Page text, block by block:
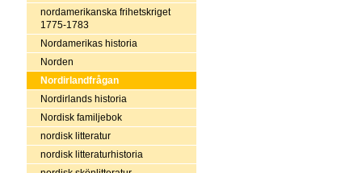
nordamerikanska frihetskriget
1775-1783
Nordamerikas historia
Norden
Nordirlandfrågan
Nordirlands historia
Nordisk familjebok
nordisk litteratur
nordisk litteraturhistoria